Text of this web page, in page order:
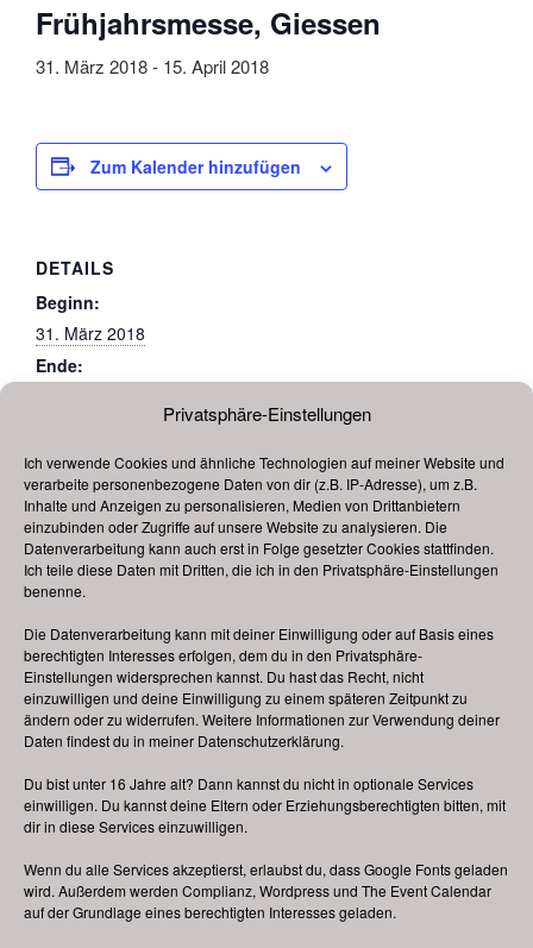
Privatsphäre-Einstellungen
Ich verwende Cookies und ähnliche Technologien auf meiner Website und
verarbeite personenbezogene Daten von dir (z.B. IP-Adresse), um z.B.
Inhalte und Anzeigen zu personalisieren, Medien von Drittanbietern
einzubinden oder Zugriffe auf unsere Website zu analysieren. Die
Datenverarbeitung kann auch erst in Folge gesetzter Cookies stattfinden.
Ich teile diese Daten mit Dritten, die ich in den Privatsphäre-Einstellungen
benenne.
Die Datenverarbeitung kann mit deiner Einwilligung oder auf Basis eines
berechtigten Interesses erfolgen, dem du in den Privatsphäre-
Einstellungen widersprechen kannst. Du hast das Recht, nicht
einzuwilligen und deine Einwilligung zu einem späteren Zeitpunkt zu
ändern oder zu widerrufen. Weitere Informationen zur Verwendung deiner
Daten findest du in meiner Datenschutzerklärung.
Du bist unter 16 Jahre alt? Dann kannst du nicht in optionale Services
einwilligen. Du kannst deine Eltern oder Erziehungsberechtigten bitten, mit
dir in diese Services einzuwilligen.
Wenn du alle Services akzeptierst, erlaubst du, dass Google Fonts geladen
wird. Außerdem werden Complianz, Wordpress und The Event Calendar
auf der Grundlage eines berechtigten Interesses geladen.
Frühjahrsmesse, Giessen
31. März 2018- 15. April 2018
Zum Kalender hinzufügen
DETAILS
Beginn:
31. März 2018
Ende:
Veranstaltungskategorie:
2018
Frühlingsfest, Mühlhausen Frühlingsfest, Nürnberg
Änderungen vorbehalten, alle Angaben ohne Gewähr!
Bitte beachten Sie: Ich binkein Veranstaltervon
Volksfesten und Weihnachtsmärkten oder ähnlichen
Veranstaltungen. Bei Bewerbungen (z. B. als
Schausteller oder Marktkaufleute), konkreten Anfragen
bitte direkt an den jeweils zuständigen Veranstalter vor
Ort. Bei dieser Internetpräsenz deutsche-volksfeste.de
handelt es sich um eine rein
private Webseite.